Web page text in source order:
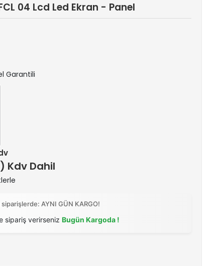
04 Lcd Led Ekran - Panel
Garantili
) Kdv Dahil
AYNI GÜN KARGO!
sipariş verirseniz Bugün Kargoda !